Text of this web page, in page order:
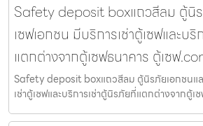
Safety deposit boxแถวสีลม ตู้นิ
เซฟเอกชน มีบริการเช่าตู้เซฟและบ
แตกต่างจากตู้เซฟธนาคาร ตู้เซฟ
Safety deposit boxแถวสีลม ตู้นิรภัยเอกชนแล
เช่าตู้เซฟและบริการเช่าตู้นิรภัยที่แตกต่างจากตู้เ